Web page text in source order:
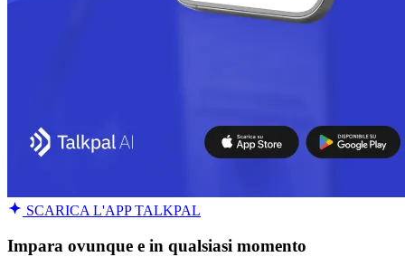
SCARICA L'APP TALKPAL
Impara ovunque e in qualsiasi momento